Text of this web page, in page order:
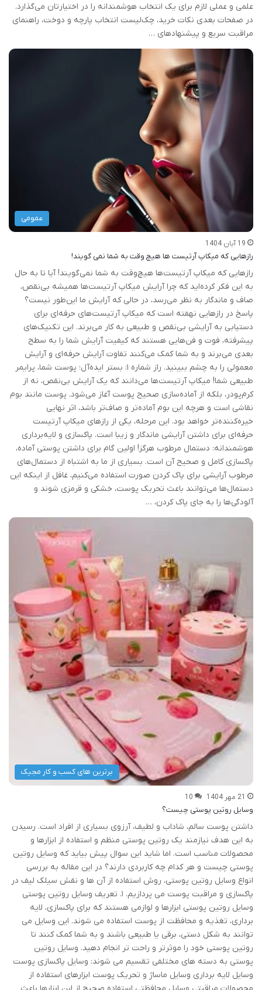
علمی و عملی لازم برای یک انتخاب هوشمندانه را در اختیارتان می‌گذارد.
در صفحات بعدی نکات خرید، چک‌لیست انتخاب پارچه و دوخت، راهنمای
مراقبت سریع و پیشنهادهای …
عمومی
19 آبان 1404
رازهایی که میکاپ آرتیست ها هیچ وقت به شما نمی گویند!
رازهایی که میکاپ آرتیست‌ها هیچ‌وقت به شما نمی‌گویند! آیا تا به حال
به این فکر کرده‌اید که چرا آرایش میکاپ آرتیست‌ها همیشه بی‌نقص،
صاف و ماندگار به نظر می‌رسد، در حالی که آرایش ما این‌طور نیست؟
پاسخ در رازهایی نهفته است که میکاپ آرتیست‌های حرفه‌ای برای
دستیابی به آرایشی بی‌نقص و طبیعی به کار می‌برند. این تکنیک‌های
پیشرفته، فوت و فن‌هایی هستند که کیفیت آرایش شما را به سطح
بعدی می‌برند و به شما کمک می‌کنند تفاوت آرایش حرفه‌ای و آرایش
معمولی را به چشم ببینید. راز شماره ۱: بستر ایده‌آل؛ پوست شما، پرایمر
طبیعی شما! میکاپ آرتیست‌ها می‌دانند که یک آرایش بی‌نقص، نه از
کرم‌پودر، بلکه از آماده‌سازی صحیح پوست آغاز می‌شود. پوست مانند بوم
نقاشی است و هرچه این بوم آماده‌تر و صاف‌تر باشد، اثر نهایی
خیره‌کننده‌تر خواهد بود. این مرحله، یکی از رازهای میکاپ آرتیست
حرفه‌ای برای داشتن آرایشی ماندگار و زیبا است. پاکسازی و لایه‌برداری
هوشمندانه: دستمال مرطوب هرگز! اولین گام برای داشتن پوستی آماده،
پاکسازی کامل و صحیح آن است. بسیاری از ما به اشتباه از دستمال‌های
مرطوب آرایشی برای پاک کردن صورت استفاده می‌کنیم، غافل از اینکه این
دستمال‌ها می‌توانند باعث تحریک پوست، خشکی و قرمزی شوند و
آلودگی‌ها را به جای پاک کردن، …
برترین های کسب و کار مجیک
21 مهر 1404 10
وسایل روتین پوستی چیست؟
داشتن پوست سالم، شاداب و لطیف، آرزوی بسیاری از افراد است. رسیدن
به این هدف نیازمند یک روتین پوستی منظم و استفاده از ابزارها و
محصولات مناسب است. اما شاید این سوال پیش بیاید که وسایل روتین
پوستی چیست و هر کدام چه کاربردی دارند؟ در این مقاله به بررسی
انواع وسایل روتین پوستی، روش استفاده از آن ها و نقش سیلک لیف در
پاکسازی و مراقبت پوست می پردازیم. ۱. تعریف وسایل روتین پوستی
وسایل روتین پوستی ابزارها و لوازمی هستند که برای پاکسازی، لایه
برداری، تغذیه و محافظت از پوست استفاده می شوند. این وسایل می
توانند به شکل دستی، برقی یا طبیعی باشند و به شما کمک کنند تا
روتین پوستی خود را موثرتر و راحت تر انجام دهید. وسایل روتین
پوستی به دسته های مختلفی تقسیم می شوند: وسایل پاکسازی پوست
وسایل لایه برداری وسایل ماساژ و تحریک پوست ابزارهای استفاده از